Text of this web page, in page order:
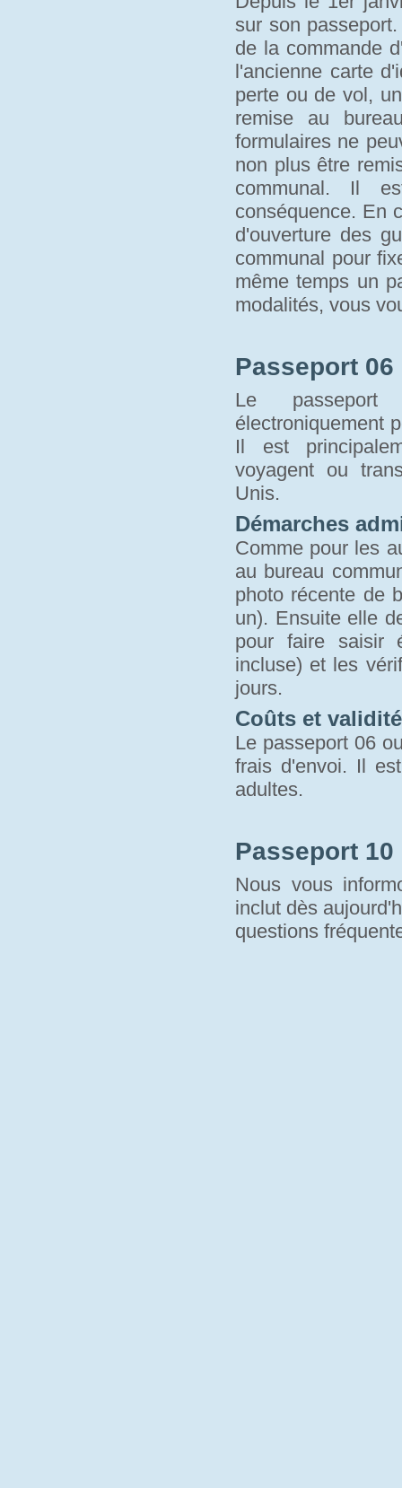
sur son
de la commande
l'ancienne carte
perte ou de vol,
remise au
formulaires ne
non plus être
communal. Il
conséquence. En
d'ouverture des
communal pour
même temps un
modalités, vous
Passeport
Le
électroniquement
Il est
voyagent ou
Unis.
Démarches
Comme pour les
au bureau
photo récente de
un). Ensuite elle
pour faire saisir
incluse) et les
jours.
Coûts et
Le passeport 06
frais d'envoi. Il
adultes.
Passeport 10
Nous vous
inclut dès
questions